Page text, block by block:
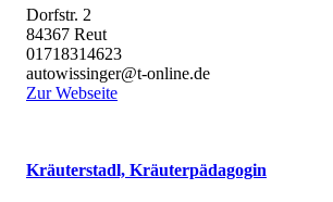
Dorfstr. 2
84367 Reut
01718314623
autowissinger@t-online.de
Zur Webseite
Kräuterstadl, Kräuterpädagogin